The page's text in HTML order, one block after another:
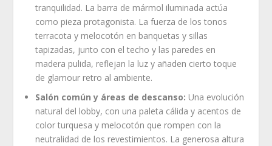
tranquilidad. La barra de mármol iluminada actúa
como pieza protagonista. La fuerza de los tonos
terracota y melocotón en banquetas y sillas
tapizadas, junto con el techo y las paredes en
madera pulida, reflejan la luz y añaden cierto toque
de glamour retro al ambiente.
Salón común y áreas de descanso: Una evolución
natural del lobby, con una paleta cálida y acentos de
color turquesa y melocotón que rompen con la
neutralidad de los revestimientos. La generosa altura